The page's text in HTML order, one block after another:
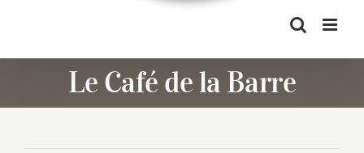
Le Café de la Barre